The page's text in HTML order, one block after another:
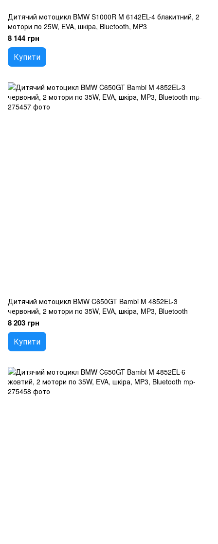
Дитячий мотоцикл BMW S1000R M 6142EL-4 блакитний, 2
мотори по 25W, EVA, шкіра, Bluetooth, MP3
8 144 грн
Купити
Дитячий мотоцикл BMW C650GT Bambi M 4852EL-3
червоний, 2 мотори по 35W, EVA, шкіра, MP3, Bluetooth
8 203 грн
Купити